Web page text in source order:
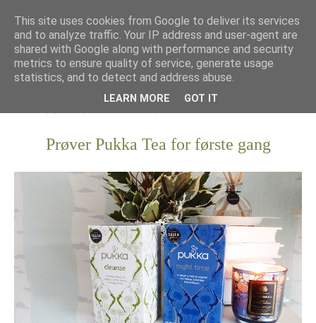
Prøver Pukka Tea for første gang
This site uses cookies from Google to deliver its services
and to analyze traffic. Your IP address and user-agent are
shared with Google along with performance and security
metrics to ensure quality of service, generate usage
statistics, and to detect and address abuse.
LEARN MORE GOT IT